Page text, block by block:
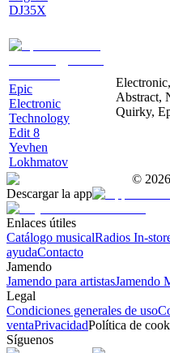
DJ35X
Epic
Electronic
Technology
Edit 8
Yevhen
Lokhmatov
Abstract,
Quirky,
© 2026
Descargar la app
Enlaces útiles
Catálogo musicalRadios In-
ayudaContacto
Jamendo
Jamendo para artistasJamendo
Legal
Condiciones generales de uso
ventaPrivacidadPolítica de
Síguenos